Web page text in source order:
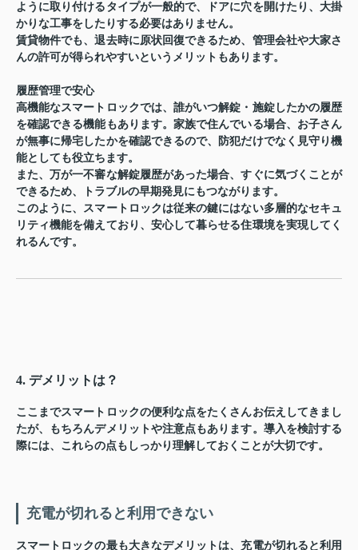
ように取り付けるタイプが一般的で、ドアに穴を開けたり、大掛
かりな工事をしたりする必要はありません。
賃貸物件でも、退去時に原状回復できるため、管理会社や大家さ
んの許可が得られやすいというメリットもあります。
履歴管理で安心
高機能なスマートロックでは、誰がいつ解錠・施錠したかの履歴
を確認できる機能もあります。家族で住んでいる場合、お子さん
が無事に帰宅したかを確認できるので、防犯だけでなく見守り機
能としても役立ちます。
また、万が一不審な解錠履歴があった場合、すぐに気づくことが
できるため、トラブルの早期発見にもつながります。
このように、スマートロックは従来の鍵にはない多層的なセキュ
リティ機能を備えており、安心して暮らせる住環境を実現してく
れるんです。
4. デメリットは？
ここまでスマートロックの便利な点をたくさんお伝えしてきまし
たが、もちろんデメリットや注意点もあります。導入を検討する
際には、これらの点もしっかり理解しておくことが大切です。
充電が切れると利用できない
スマートロックの最も大きなデメリットは、充電が切れると利用